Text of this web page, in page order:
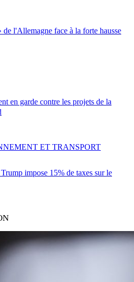
de l'Allemagne face à la forte hausse
en garde contre les projets de la
impose 15% de taxes sur le
ET TRANSPORT